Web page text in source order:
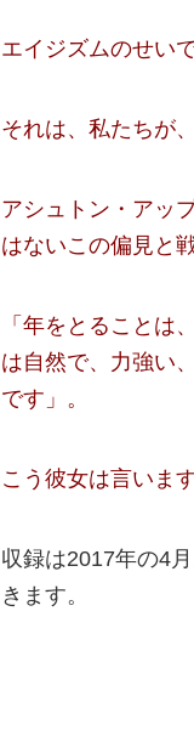
エイジズムのせいで
それは、私たちが
アシュトン・アッ
はないこの偏見と
「年をとることは
は自然で、力強い
です」。
こう彼女は言います
収録は2017年の4
きます。